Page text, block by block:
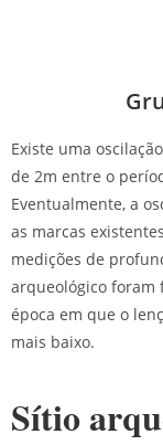
Existe uma
de 2m entre o
Eventualmente, a
as marcas
medições de
arqueológico foram
época em que o
mais baixo.
Sítio